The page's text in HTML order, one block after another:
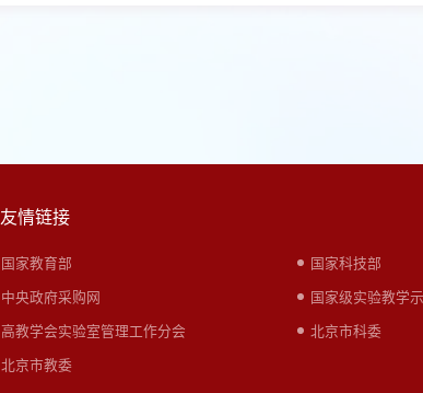
友情链接
国家教育部 国家科技部
中央政府采购网 国家级实验教学
高教学会实验室管理工作分会 北京市科委
北京市教委